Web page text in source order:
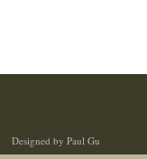
Designed by Paul Gu